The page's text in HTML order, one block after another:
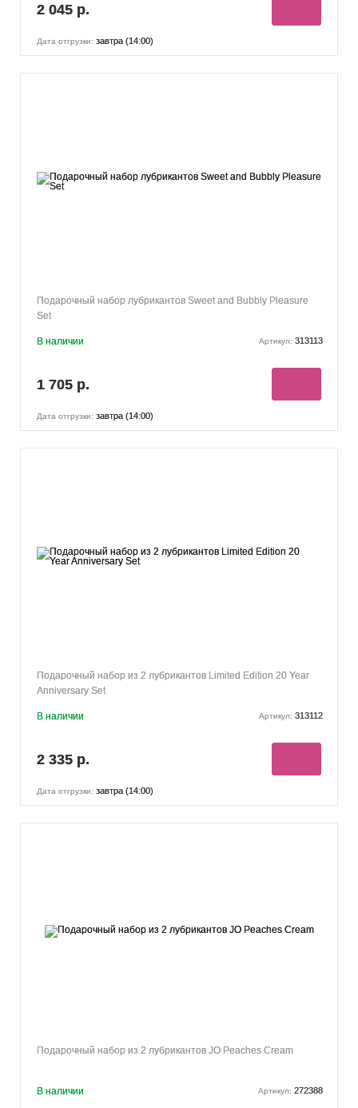
2 045 р.
Дата отгрузки: завтра (14:00)
Подарочный набор лубрикантов Sweet and Bubbly Pleasure
Set
В наличии Артикул: 313113
1 705 р.
Дата отгрузки: завтра (14:00)
Подарочный набор из 2 лубрикантов Limited Edition 20 Year
Anniversary Set
В наличии Артикул: 313112
2 335 р.
Дата отгрузки: завтра (14:00)
Подарочный набор из 2 лубрикантов JO Peaches Cream
В наличии Артикул: 272388